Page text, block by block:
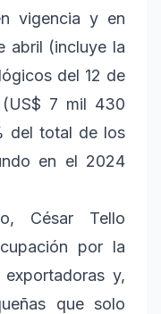
vigencia y en
abril (incluye la
del 12 de
7 mil 430
del total de los
en el 2024
César Tello
por la
y,
que solo